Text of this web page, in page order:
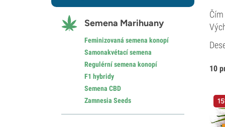
10
Semena Marihuany
Feminizovaná semena konopí
Samonakvétací semena
Regulérní semena konopí
F1 hybridy
Semena CBD
Zamnesia Seeds